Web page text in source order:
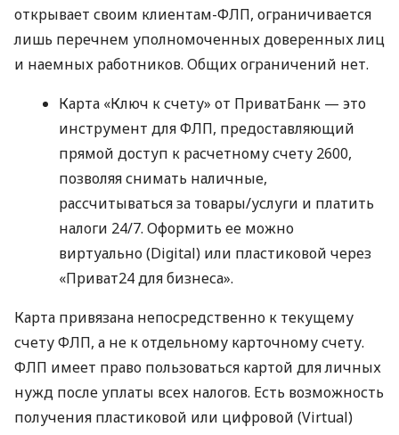
открывает своим клиентам-ФЛП, ограничивается
лишь перечнем уполномоченных доверенных лиц
и наемных работников. Общих ограничений нет.
Карта «Ключ к счету» от ПриватБанк — это
инструмент для ФЛП, предоставляющий
прямой доступ к расчетному счету 2600,
позволяя снимать наличные,
рассчитываться за товары/услуги и платить
налоги 24/7. Оформить ее можно
виртуально (Digital) или пластиковой через
«Приват24 для бизнеса».
Карта привязана непосредственно к текущему
счету ФЛП, а не к отдельному карточному счету.
ФЛП имеет право пользоваться картой для личных
нужд после уплаты всех налогов. Есть возможность
получения пластиковой или цифровой (Virtual)